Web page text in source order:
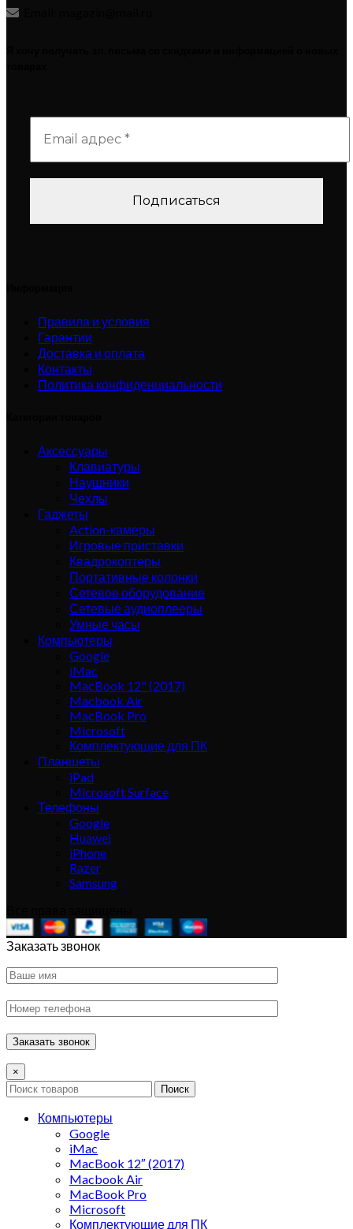
Правила и условия
Гарантии
Доставка и оплата
Контакты
Политика конфиденциальности
Аксессуары
Клавиатуры
Наушники
Чехлы
Гаджеты
Action-камеры
Игровые приставки
Квадрокоптеры
Портативные колонки
Сетевое оборудование
Сетевые аудиоплееры
Умные часы
Компьютеры
Google
iMac
MacBook 12" (2017)
Macbook Air
MacBook Pro
Microsoft
Комплектующие для ПК
Планшеты
iPad
Microsoft Surface
Телефоны
Google
Huawei
iPhone
Razer
Samsung
Заказать звонок
×
Поиск
Компьютеры
Google
iMac
MacBook 12″ (2017)
Macbook Air
MacBook Pro
Microsoft
Комплектующие для ПК